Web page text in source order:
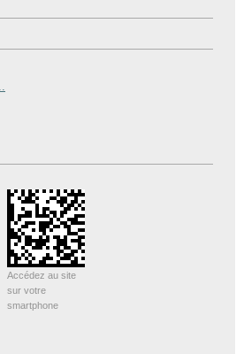
Accédez au site
sur votre
smartphone